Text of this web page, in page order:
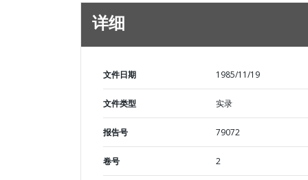
详细
文件日期 1985/11/19
文件类型 实录
报告号 79072
卷号 2